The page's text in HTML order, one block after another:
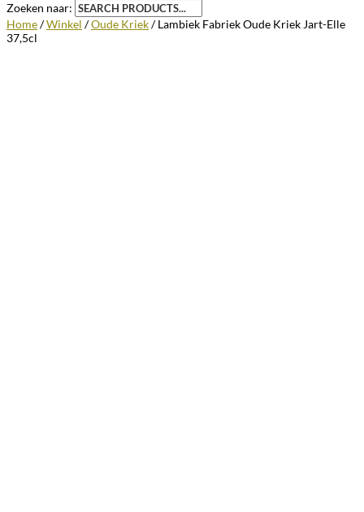
Zoeken naar:
Home/Winkel /Oude Kriek/ Lambiek Fabriek Oude Kriek Jart-Elle
37,5cl